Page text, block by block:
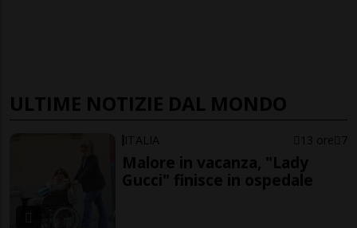
ULTIME NOTIZIE DAL MONDO
ITALIA 13 ore 7
Malore in vacanza, "Lady
Gucci" finisce in ospedale